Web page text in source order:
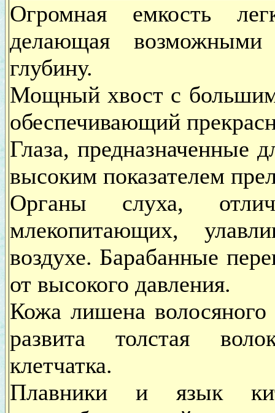
Огромная емкость
делающая
глубину.
Мощный хвост с
обеспечивающий
Глаза, предназначенные
высоким показателем
Органы слуха,
млекопитающих,
воздухе. Барабанные
от высокого давления.
Кожа лишена
развита толстая
клетчатка.
Плавники и язык